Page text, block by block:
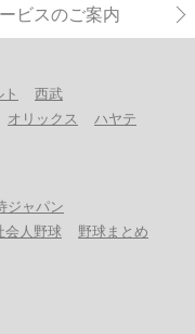
ビスのご案内
西武
オリックス
ハヤテ
ジャパン
会人野球 野球まとめ